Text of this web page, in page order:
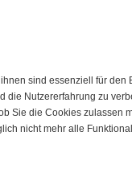
sind essenziell für den
die Nutzererfahrung zu
Sie die Cookies zulassen
nicht mehr alle